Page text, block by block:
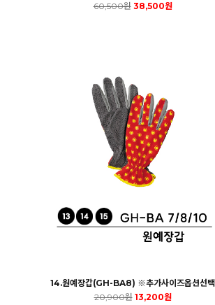
60,500원 38,500원
14.원예장갑(GH-BA8) ※추가사이즈옵션선택
20,900원 13,200원